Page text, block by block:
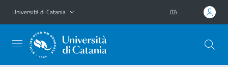
Vai al contenuto principale
Vai al menu di navigazione
Università di Catania ITA